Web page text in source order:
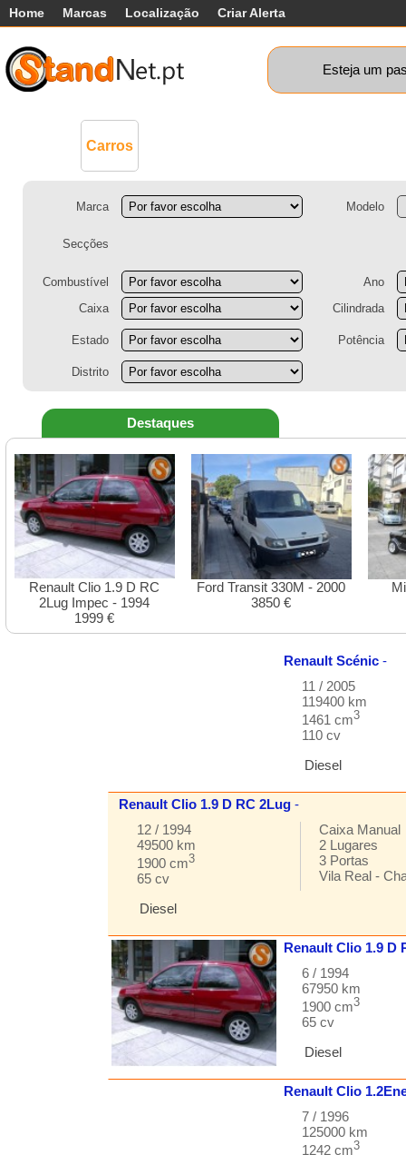
Home Marcas Localização Criar Alerta
Esteja um
Carros
Marca Modelo
Secções
Combustível
Ano
Caixa
Cilindrada
Estado Potência
Distrito
Destaques
Renault Clio 1.9 D RC
2Lug Impec - 1994
1999 €
Ford Transit 330M - 2000
3850 €
Renault Scénic -
11 / 2005
119400 km
1461 cm3
110 cv
Diesel
Renault Clio 1.9 D RC 2Lug -
12 / 1994
49500 km
1900 cm3
65 cv
Caixa Manual
2 Lugares
3 Portas
Vila Real -
Diesel
Renault Clio 1.9 D
6 / 1994
67950 km
1900 cm3
65 cv
Diesel
Renault Clio
7 / 1996
125000 km
1242 cm3